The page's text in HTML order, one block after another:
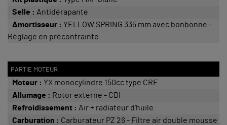
Selle : Antidérapante
Amortisseur : YELLOW SPRING 335 mm avec bonbonne -
Réglage en précontrainte
PARTIE MOTEUR
Moteur : YX monocylindre 150cc type CRF
Allumage : Rotor externe - CDI
Refroidissement : Air + radiateur d'huile
Carburation : Carburateur PZ 26 - Filtre air double mousse